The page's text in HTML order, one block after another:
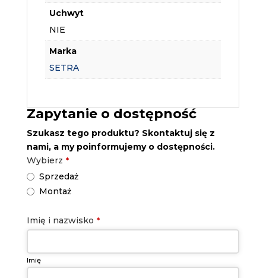
Uchwyt
NIE
Marka
SETRA
Zapytanie o dostępność
Szukasz tego produktu? Skontaktuj się z
nami, a my poinformujemy o dostępności.
Wybierz *
Sprzedaż
Montaż
Phone
Number
Imię i nazwisko *
Imię